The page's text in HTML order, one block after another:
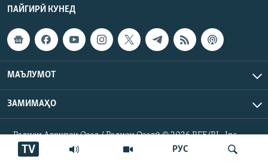
РУС
TV
ПАЙГИРӢ КУНЕД
МАЪЛУМОТ
ЗАМИМАҲО
Радиои Аврупои Озод / Радиои Озодӣ © 2026 RFE/RL. Inc.
Ҳамаи ҳуқуқ маҳфуз аст.